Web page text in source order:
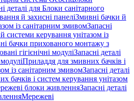
деталі для Блоки санітарного
й захисні панеліЗмивні бачки й
із санітарним змивомЗапасні
системи керування унітазом із
бачки прихованого монтажу з
гігієнічні модуліЗапасні деталі
Приладдя для змивних бачків і
із санітарним змивомЗапасні деталі
бачків і систем керування унітазом
блоки живленняЗапасні деталі
Мережеві